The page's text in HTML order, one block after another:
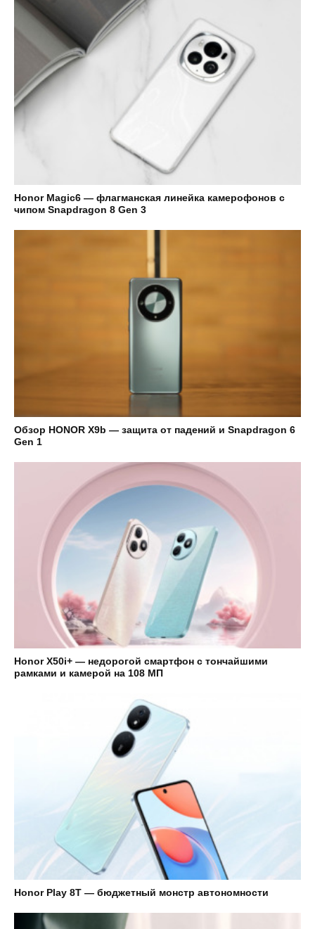
Honor Magic6 — флагманская линейка камерофонов с
чипом Snapdragon 8 Gen 3
Обзор HONOR X9b — защита от падений и Snapdragon 6
Gen 1
Honor X50i+ — недорогой смартфон с тончайшими
рамками и камерой на 108 МП
Honor Play 8T — бюджетный монстр автономности